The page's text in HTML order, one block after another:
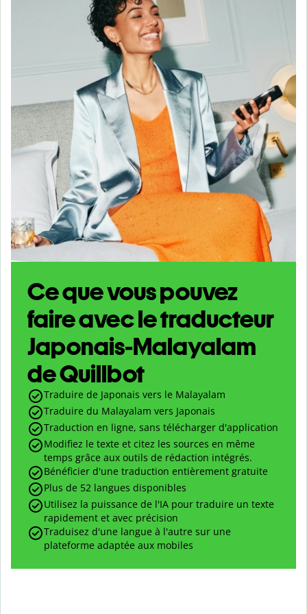
Ce que vous pouvez
faire avec le traducteur
Japonais-Malayalam
de Quillbot
Traduire de Japonais vers le Malayalam
Traduire du Malayalam vers Japonais
Traduction en ligne, sans télécharger d'application
Modifiez le texte et citez les sources en même
temps grâce aux outils de rédaction intégrés.
Bénéficier d'une traduction entièrement gratuite
Plus de 52 langues disponibles
Utilisez la puissance de l'IA pour traduire un texte
rapidement et avec précision
Traduisez d'une langue à l'autre sur une
plateforme adaptée aux mobiles